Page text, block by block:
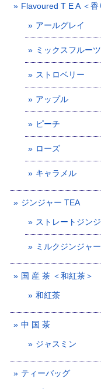
Flavoured T E A ＜香
アールグレイ
ミックスフルーツ
ストロベリー
アップル
ピーチ
ローズ
キャラメル
ジンジャー TEA
ストレートジン
ミルクジンジャー
国 産 茶 ＜和紅茶＞
和紅茶
中 国 茶
ジャスミン
ティーバッグ